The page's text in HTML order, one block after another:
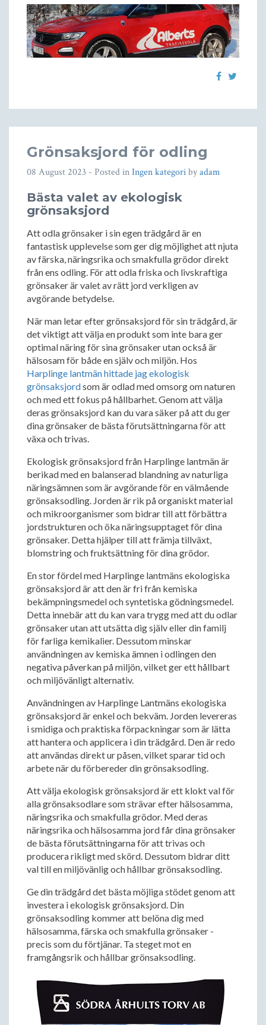
Grönsaksjord för odling
08 August 2023 - Posted inIngen kategoribyadam
Bästa valet av ekologisk
grönsaksjord
Att odla grönsaker i sin egen trädgård är en
fantastisk upplevelse som ger dig möjlighet att njuta
av färska, näringsrika och smakfulla grödor direkt
från ens odling. För att odla friska och livskraftiga
grönsaker är valet av rätt jord verkligen av
avgörande betydelse.
När man letar efter grönsaksjord för sin trädgård, är
det viktigt att välja en produkt som inte bara ger
optimal näring för sina grönsaker utan också är
hälsosam för både en själv och miljön. Hos
Harplinge lantmän hittade jag ekologisk
grönsaksjordsom är odlad med omsorg om naturen
och med ett fokus på hållbarhet. Genom att välja
deras grönsaksjord kan du vara säker på att du ger
dina grönsaker de bästa förutsättningarna för att
växa och trivas.
Ekologisk grönsaksjord från Harplinge lantmän är
berikad med en balanserad blandning av naturliga
näringsämnen som är avgörande för en välmående
grönsaksodling. Jorden är rik på organiskt material
och mikroorganismer som bidrar till att förbättra
jordstrukturen och öka näringsupptaget för dina
grönsaker. Detta hjälper till att främja tillväxt,
blomstring och fruktsättning för dina grödor.
En stor fördel med Harplinge lantmäns ekologiska
grönsaksjord är att den är fri från kemiska
bekämpningsmedel och syntetiska gödningsmedel.
Detta innebär att du kan vara trygg med att du odlar
grönsaker utan att utsätta dig själv eller din familj
för farliga kemikalier. Dessutom minskar
användningen av kemiska ämnen i odlingen den
negativa påverkan på miljön, vilket ger ett hållbart
och miljövänligt alternativ.
Användningen av Harplinge Lantmäns ekologiska
grönsaksjord är enkel och bekväm. Jorden levereras
i smidiga och praktiska förpackningar som är lätta
att hantera och applicera i din trädgård. Den är redo
att användas direkt ur påsen, vilket sparar tid och
arbete när du förbereder din grönsaksodling.
Att välja ekologisk grönsaksjord är ett klokt val för
alla grönsaksodlare som strävar efter hälsosamma,
näringsrika och smakfulla grödor. Med deras
näringsrika och hälsosamma jord får dina grönsaker
de bästa förutsättningarna för att trivas och
producera rikligt med skörd. Dessutom bidrar ditt
val till en miljövänlig och hållbar grönsaksodling.
Ge din trädgård det bästa möjliga stödet genom att
investera i ekologisk grönsaksjord. Din
grönsaksodling kommer att belöna dig med
hälsosamma, färska och smakfulla grönsaker -
precis som du förtjänar. Ta steget mot en
framgångsrik och hållbar grönsaksodling.